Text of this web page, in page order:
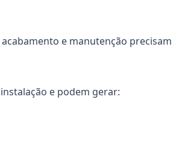
e manutenção precisam
e podem gerar: